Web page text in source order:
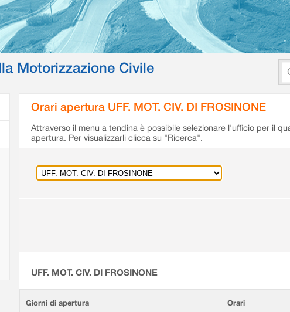
Motorizzazione Civile
Orari apertura UFF. MOT. CIV. DI FROSINONE
Attraverso il menu a tendina è possibile selezionare l'ufficio per il
apertura. Per visualizzarli clicca su "Ricerca".
UFF. MOT. CIV. DI FROSINONE
Giorni di apertura Orari